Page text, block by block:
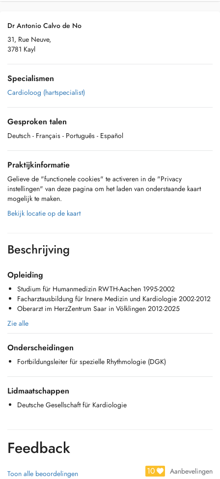
Dr Antonio Calvo de No
31, Rue Neuve,
3781 Kayl
Specialismen
Cardioloog (hartspecialist)
Gesproken talen
Deutsch - Français - Português - Español
Praktijkinformatie
Gelieve de "functionele cookies" te activeren in de "Privacy
instellingen" van deze pagina om het laden van onderstaande kaart
mogelijk te maken.
Bekijk locatie op de kaart
Beschrijving
Opleiding
Studium für Humanmedizin RWTH-Aachen 1995-2002
Facharztausbildung für Innere Medizin und Kardiologie 2002-2012
Oberarzt im HerzZentrum Saar in Völklingen 2012-2025
Zie alle
Onderscheidingen
Fortbildungsleiter für spezielle Rhythmologie (DGK)
Lidmaatschappen
Deutsche Gesellschaft für Kardiologie
Feedback
Toon alle beoordelingen 10 Aanbevelingen